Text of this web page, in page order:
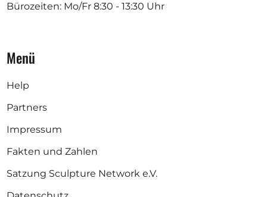
Bürozeiten: Mo/Fr 8:30 - 13:30 Uhr
Menü
Help
Partners
Impressum
Fakten und Zahlen
Satzung Sculpture Network e.V.